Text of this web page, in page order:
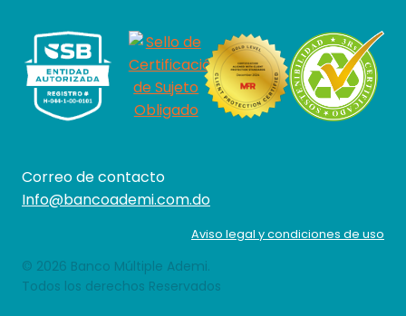
Correo de contacto
Info@bancoademi.com.do
Aviso legal y condiciones de uso
© 2026 Banco Múltiple Ademi.
Todos los derechos Reservados